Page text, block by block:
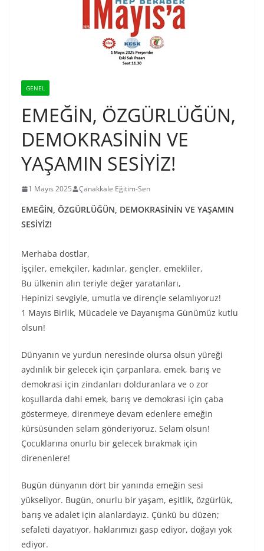
GENEL
EMEĞİN, ÖZGÜRLÜĞÜN,
DEMOKRASİNİN VE
YAŞAMIN SESİYİZ!
1 Mayıs 2025 Çanakkale Eğitim-Sen
EMEĞİN, ÖZGÜRLÜĞÜN, DEMOKRASİNİN VE YAŞAMIN
SESİYİZ!
Merhaba dostlar,
İşçiler, emekçiler, kadınlar, gençler, emekliler,
Bu ülkenin alın teriyle değer yaratanları,
Hepinizi sevgiyle, umutla ve dirençle selamlıyoruz!
1 Mayıs Birlik, Mücadele ve Dayanışma Günümüz kutlu
olsun!
Dünyanın ve yurdun neresinde olursa olsun yüreği
aydınlık bir gelecek için çarpanlara, emek, barış ve
demokrasi için zindanları dolduranlara ve o zor
koşullarda dahi emek, barış ve demokrasi için çaba
göstermeye, direnmeye devam edenlere emeğin
kürsüsünden selam gönderiyoruz. Selam olsun!
Çocuklarına onurlu bir gelecek bırakmak için
direnenlere!
Bugün dünyanın dört bir yanında emeğin sesi
yükseliyor. Bugün, onurlu bir yaşam, eşitlik, özgürlük,
barış ve adalet için alanlardayız. Çünkü bu düzen;
sefaleti dayatıyor, haklarımızı gasp ediyor, doğayı yok
ediyor.